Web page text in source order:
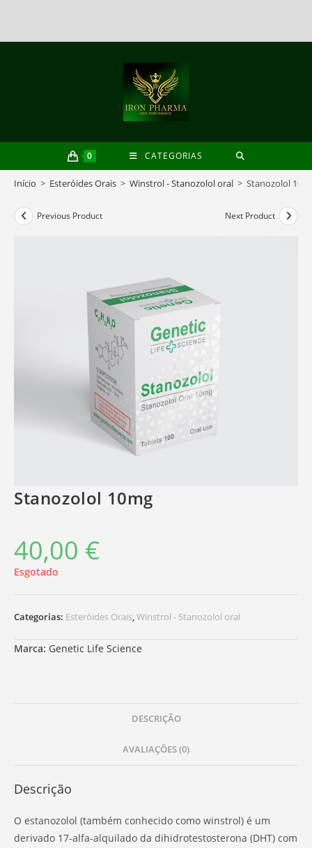
0 CATEGORIAS
Início > Esteróides Orais > Winstrol - Stanozolol oral > Stanozolol
Previous Product Next Product
Stanozolol 10mg
40,00 €
Esgotado
Categorias: Esteróides Orais,Winstrol - Stanozolol oral
Marca: Genetic Life Science
DESCRIÇÃO
AVALIAÇÕES (0)
Descrição
O estanozolol (também conhecido como winstrol) é um
derivado 17-alfa-alquilado da dihidrotestosterona (DHT) com